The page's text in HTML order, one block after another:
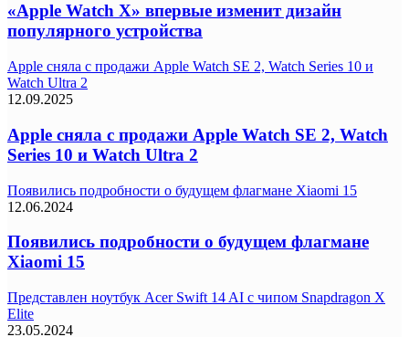
«Apple Watch X» впервые изменит дизайн
популярного устройства
Apple сняла с продажи Apple Watch SE 2, Watch Series 10 и
Watch Ultra 2
12.09.2025
Apple сняла с продажи Apple Watch SE 2, Watch
Series 10 и Watch Ultra 2
Появились подробности о будущем флагмане Xiaomi 15
12.06.2024
Появились подробности о будущем флагмане
Xiaomi 15
Представлен ноутбук Acer Swift 14 AI с чипом Snapdragon X
Elite
23.05.2024